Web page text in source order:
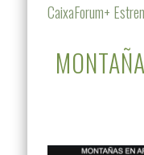
CaixaForum+